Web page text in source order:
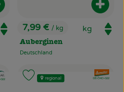
zum Warenkorb
, Preis:
7,99 € / kg
Auberginen
, Herkunft:
Deutschland
, Verband:
, Kontrollstelle:
DE-ÖKO-022
regional
Produkt zu Favouriten